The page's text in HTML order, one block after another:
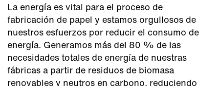
La energía es vital para el proceso de
fabricación de papel y estamos orgullosos de
nuestros esfuerzos por reducir el consumo de
energía. Generamos más del 80 % de las
necesidades totales de energía de nuestras
fábricas a partir de residuos de biomasa
renovables y neutros en carbono, reduciendo